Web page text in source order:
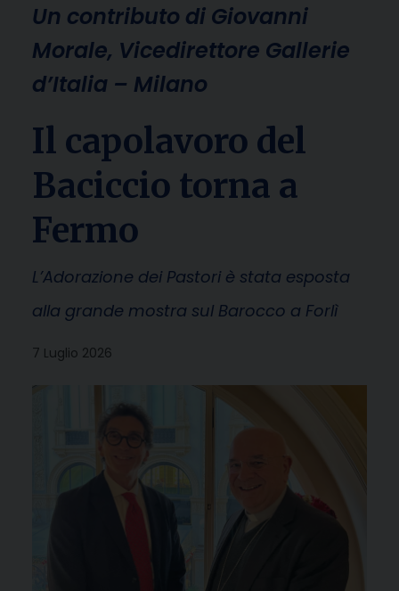
Un contributo di Giovanni
Morale, Vicedirettore Gallerie
d’Italia – Milano
Il capolavoro del
Baciccio torna a
Fermo
L’Adorazione dei Pastori è stata esposta
alla grande mostra sul Barocco a Forlì
7 Luglio 2026